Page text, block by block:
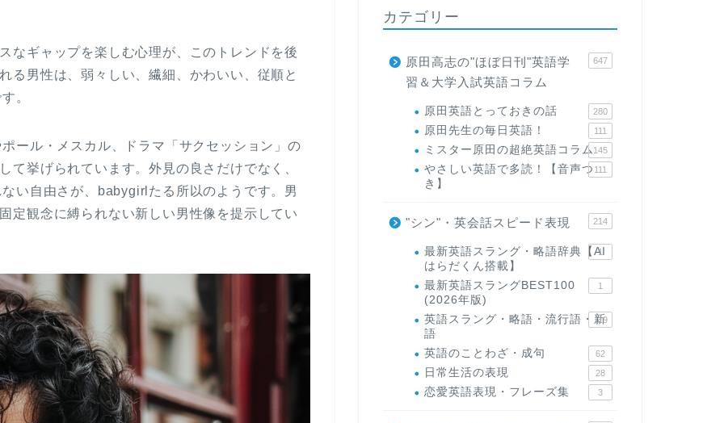
なギャップを楽しむ心理が、このトレンドを後
る男性は、弱々しい、繊細、かわいい、従順と
。
ール・メスカル、ドラマ「サクセッション」の
挙げられています。外見の良さだけでなく、
い自由さが、babygirlたる所以のようです。男
定観念に縛られない新しい男性像を提示してい
カテゴリー
原田高志の"ほぼ日刊"英語学
習＆大学入試英語コラム
647
原田英語とっておきの話 280
原田先生の毎日英語！ 111
ミスター原田の超絶英語コラム145
やさしい英語で多読！【音声つ
き】
111
"シン"・英会話スピード表現 214
最新英語スラング・略語辞典【AI
はらだくん搭載】
1
最新英語スラングBEST100
(2026年版)
1
英語スラング・略語・流行語・新
語
119
英語のことわざ・成句 62
日常生活の表現 28
恋愛英語表現・フレーズ集 3